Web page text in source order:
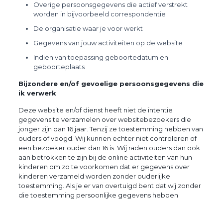
Overige persoonsgegevens die actief verstrekt
worden in bijvoorbeeld correspondentie
De organisatie waar je voor werkt
Gegevens van jouw activiteiten op de website
Indien van toepassing geboortedatum en
geboorteplaats
Bijzondere en/of gevoelige persoonsgegevens die
ik verwerk
Deze website en/of dienst heeft niet de intentie
gegevens te verzamelen over websitebezoekers die
jonger zijn dan 16 jaar. Tenzij ze toestemming hebben van
ouders of voogd. Wij kunnen echter niet controleren of
een bezoeker ouder dan 16 is. Wij raden ouders dan ook
aan betrokken te zijn bij de online activiteiten van hun
kinderen om zo te voorkomen dat er gegevens over
kinderen verzameld worden zonder ouderlijke
toestemming. Als je er van overtuigd bent dat wij zonder
die toestemming persoonlijke gegevens hebben